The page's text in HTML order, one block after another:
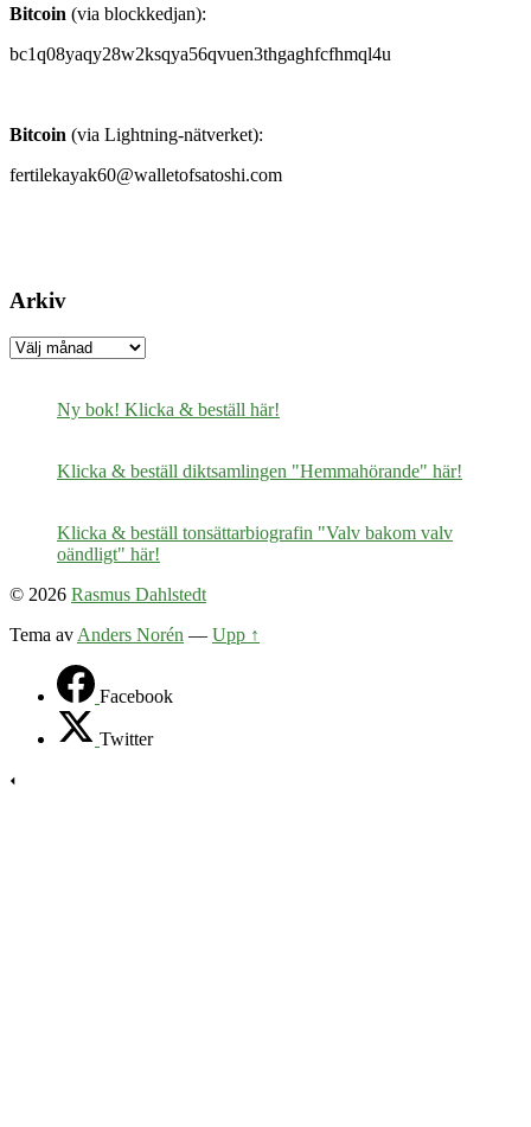
Bitcoin (via blockkedjan):
bc1q08yaqy28w2ksqya56qvuen3thgaghfcfhmql4u
Bitcoin (via Lightning-nätverket):
fertilekayak60@walletofsatoshi.com
Arkiv
Arkiv
Ny bok! Klicka & beställ här!
Klicka & beställ diktsamlingen "Hemmahörande" här!
Klicka & beställ tonsättarbiografin "Valv bakom valv
oändligt" här!
© 2026 Rasmus Dahlstedt
Tema av Anders Norén — Upp ↑
Facebook
Twitter